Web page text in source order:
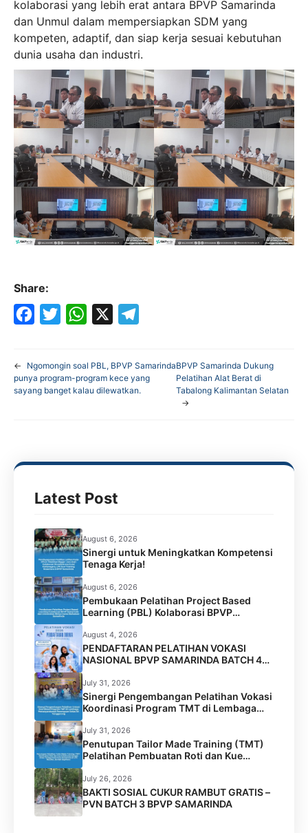
kolaborasi yang lebih erat antara BPVP Samarinda
dan Unmul dalam mempersiapkan SDM yang
kompeten, adaptif, dan siap kerja sesuai kebutuhan
dunia usaha dan industri.
Share:
c
e
o
i
t
r
a
t
p
l
e
a
←
Ngomongin soal PBL, BPVP Samarinda
punya program-program kece yang
sayang banget kalau dilewatkan.
BPVP Samarinda Dukung
Pelatihan Alat Berat di
Tabalong Kalimantan Selatan
→
Latest Post
August 6, 2026
Sinergi untuk Meningkatkan Kompetensi
Tenaga Kerja!
August 6, 2026
Pembukaan Pelatihan Project Based
Learning (PBL) Kolaborasi BPVP
Samarinda dan Universitas Widya Gama
Mahakam Samarinda
August 4, 2026
PENDAFTARAN PELATIHAN VOKASI
NASIONAL BPVP SAMARINDA BATCH 4
RESMI DIBUKA!
July 31, 2026
Sinergi Pengembangan Pelatihan Vokasi
Koordinasi Program TMT di Lembaga
Permasyarakatan Perempuan Kelas IIA
Tenggarong
July 31, 2026
Penutupan Tailor Made Training (TMT)
Pelatihan Pembuatan Roti dan Kue
Kolaborasi BPVP Samarinda dengan
Disnaker Kota Samarinda di LPK Mustika
Jamilah Sejahtera
July 26, 2026
BAKTI SOSIAL CUKUR RAMBUT GRATIS –
PVN BATCH 3 BPVP SAMARINDA